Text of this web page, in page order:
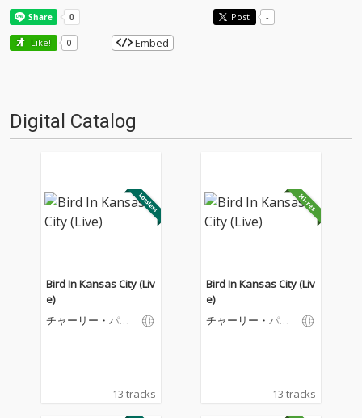
Post -
Like! 0 Embed
Digital Catalog
Bird In Kansas City (Liv
e)
チャーリー・パー
13 tracks
Bird In Kansas City (Liv
e)
チャーリー・パー
13 tracks